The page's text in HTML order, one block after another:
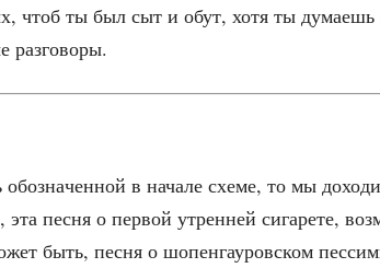
чтоб ты был сыт и обут, хотя ты
разговоры.
обо­зна­чен­ной в нача­ле схе­ме, то мы
пес­ня о пер­вой утрен­ней сига­ре­те,
быть, пес­ня о шопен­гау­ров­ском